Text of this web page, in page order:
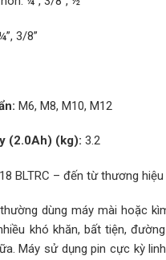
3/8”
M6, M8, M10, M12
(2.0Ah) (kg): 3.2
BLTRC – đến từ thương
dùng máy mài hoặc
khó khăn, bất tiện,
Máy sử dụng pin cực kỳ